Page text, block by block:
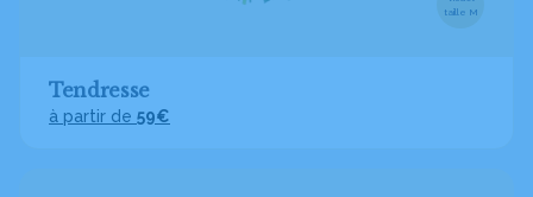
taille M
Tendresse
à partir de 59€